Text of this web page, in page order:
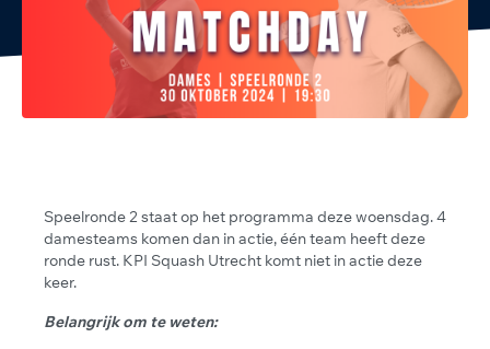
Speelronde 2 staat op het programma deze woensdag. 4
damesteams komen dan in actie, één team heeft deze
ronde rust. KPI Squash Utrecht komt niet in actie deze
keer.
Belangrijk om te weten: